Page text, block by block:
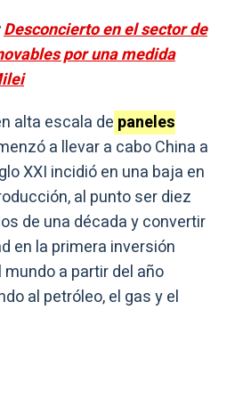
Desconcierto en el sector de
por una medida
alta escala de paneles
a llevar a cabo China a
XXI incidió en una baja en
al punto ser diez
de una década y convertir
en la primera inversión
a partir del año
al petróleo, el gas y el